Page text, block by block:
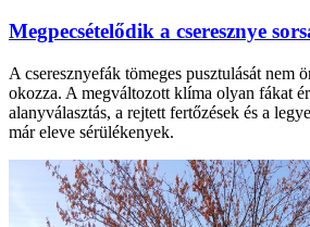
Megpecsételődik a cseresznye
A cseresznyefák tömeges pusztulását nem
okozza. A megváltozott klíma olyan fákat
alanyválasztás, a rejtett fertőzések és a
már eleve sérülékenyek.